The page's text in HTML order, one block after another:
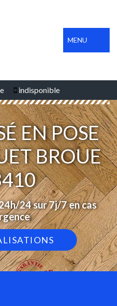
MENU
indisponible
EN POSE
BROUE
24 sur 7j/7 en cas